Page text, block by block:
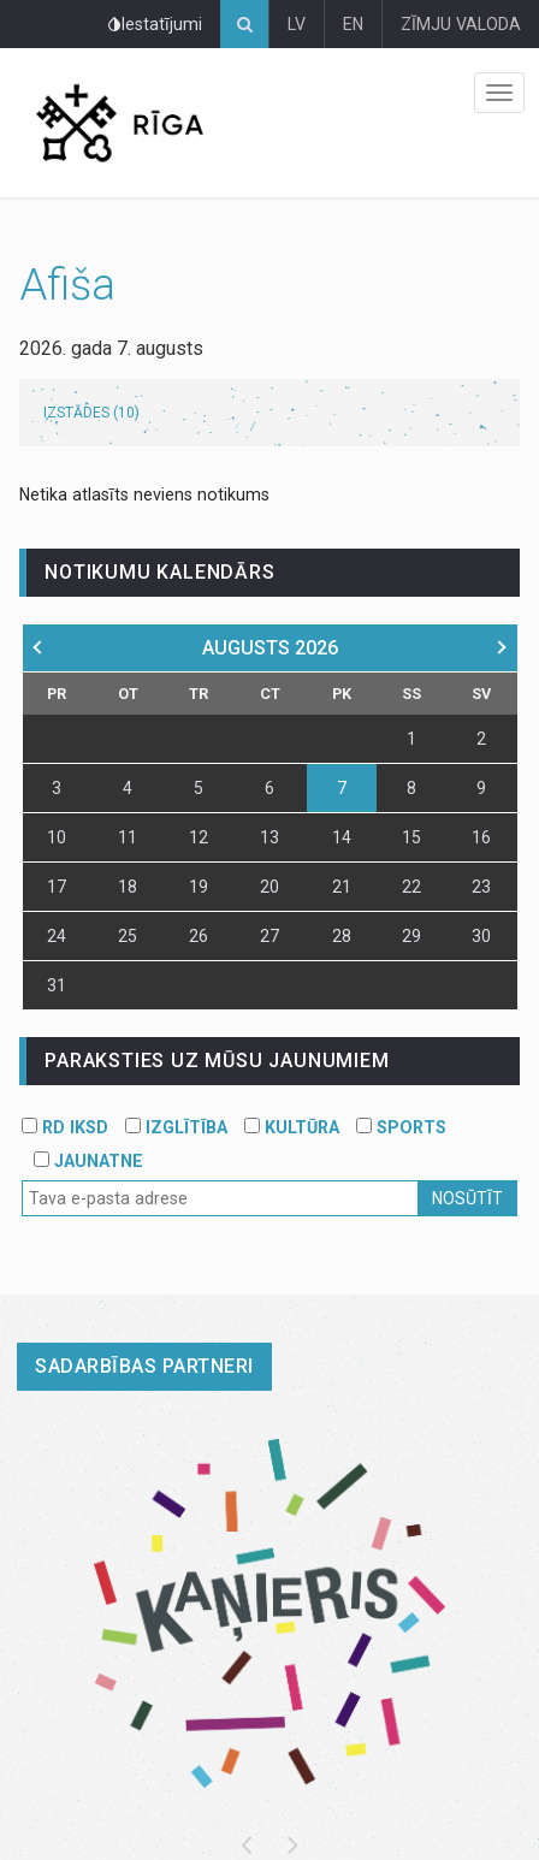
Iestatījumi LV EN ZĪMJU VALODA
Afiša
2026. gada 7. augusts
IZSTĀDES (10)
Netika atlasīts neviens notikums
NOTIKUMU KALENDĀRS
AUGUSTS 2026
PR OT TR CT PK SS SV
1 2
3 4 5 6 7 8 9
10 11 12 13 14 15 16
17 18 19 20 21 22 23
24 25 26 27 28 29 30
31
PARAKSTIES UZ MŪSU JAUNUMIEM
RD IKSD IZGLĪTĪBA KULTŪRA
SPORTS
JAUNATNE
NOSŪTĪT
SADARBĪBAS PARTNERI